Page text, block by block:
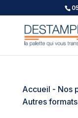
Accueil - Nos
Autres formats